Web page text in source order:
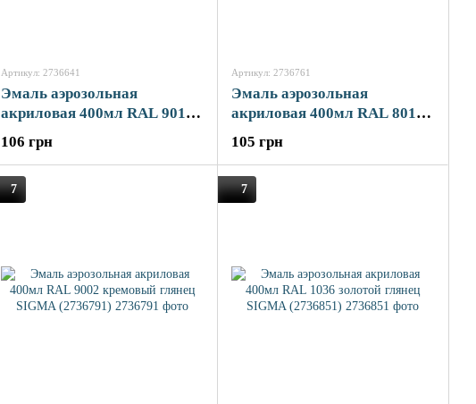
Артикул: 2736641
Эмаль аэрозольная
акриловая 400мл RAL 9011
черный мат SIGMA
(2736641)
106 грн
Артикул: 2736761
Эмаль аэрозольная
акриловая 400мл RAL 8017
темно-коричневый глянец
SIGMA (2736761)
105 грн
7 7